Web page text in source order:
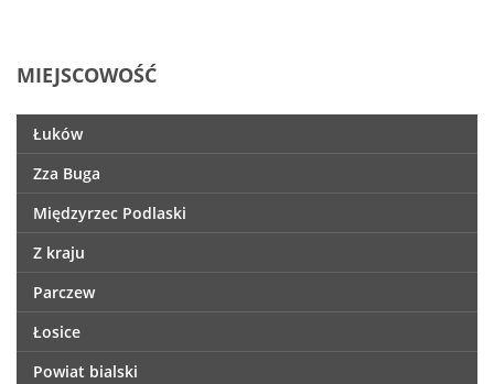
MIEJSCOWOŚĆ
Łuków
Zza Buga
Międzyrzec Podlaski
Z kraju
Parczew
Łosice
Powiat bialski